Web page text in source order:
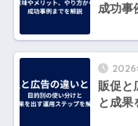
成功事
2026
販促と
と成果